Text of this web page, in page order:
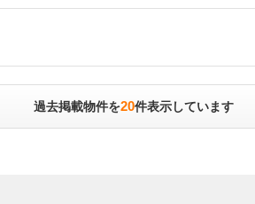
過去掲載物件を20件表示しています